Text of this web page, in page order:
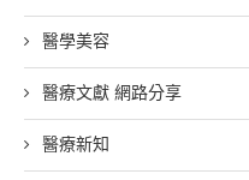
醫學美容
醫療文獻 網路分享
醫療新知